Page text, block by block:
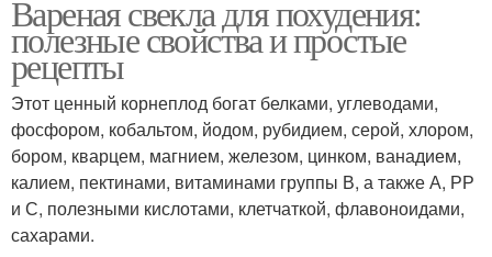
Вареная свекла для похудения:
полезные свойства и простые
рецепты
Этот ценный корнеплод богат белками, углеводами,
фосфором, кобальтом, йодом, рубидием, серой, хлором,
бором, кварцем, магнием, железом, цинком, ванадием,
калием, пектинами, витаминами группы В, а также А, РР
и С, полезными кислотами, клетчаткой, флавоноидами,
сахарами.